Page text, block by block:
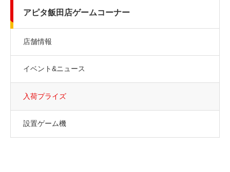
アピタ飯田店ゲームコーナー
店舗情報
イベント&ニュース
入荷プライズ
設置ゲーム機